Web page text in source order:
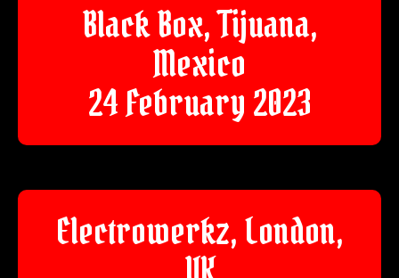
Black Box, Tijuana,
Mexico
24 February 2023
Electrowerkz, London,